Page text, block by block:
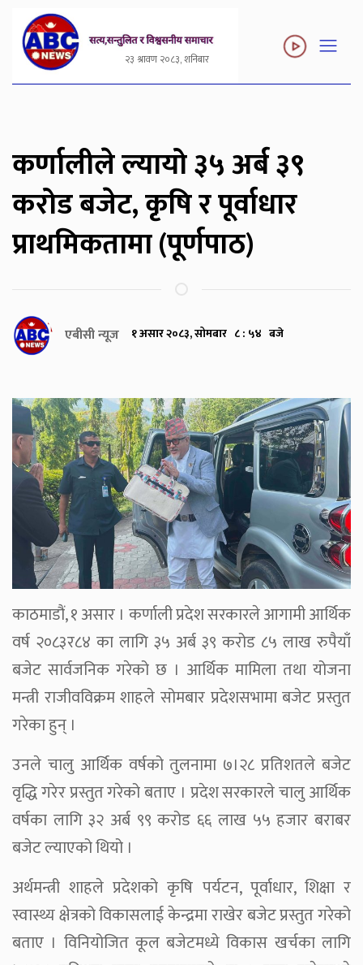
२३ श्रावण २०८३, शनिबार
कर्णालीले ल्यायो ३५ अर्ब ३९
करोड बजेट, कृषि र पूर्वाधार
प्राथमिकतामा (पूर्णपाठ)
एबीसी न्यूज १ असार २०८३, सोमबार ८ : ५४ बजे
काठमाडौं, १ असार । कर्णाली प्रदेश सरकारले आगामी आर्थिक
वर्ष २०८३र८४ का लागि ३५ अर्ब ३९ करोड ८५ लाख रुपैयाँ
बजेट सार्वजनिक गरेको छ । आर्थिक मामिला तथा योजना
मन्त्री राजीवविक्रम शाहले सोमबार प्रदेशसभामा बजेट प्रस्तुत
गरेका हुन् ।
उनले चालु आर्थिक वर्षको तुलनामा ७।२८ प्रतिशतले बजेट
वृद्धि गरेर प्रस्तुत गरेको बताए । प्रदेश सरकारले चालु आर्थिक
वर्षका लागि ३२ अर्ब ९९ करोड ६६ लाख ५५ हजार बराबर
बजेट ल्याएको थियो ।
अर्थमन्त्री शाहले प्रदेशको कृषि पर्यटन, पूर्वाधार, शिक्षा र
स्वास्थ्य क्षेत्रको विकासलाई केन्द्रमा राखेर बजेट प्रस्तुत गरेको
बताए । विनियोजित कूल बजेटमध्ये विकास खर्चका लागि